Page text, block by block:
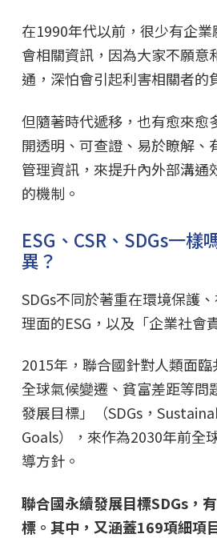
在1990年代以前，很少有企
會相關資訊，因為大家不願意
通，深怕會引起利害相關者的
但隨著時代遞移，也有愈來愈
開透明、可查證、易於瞭解、
管理資訊，來提升內外部溝通
的機制。
ESG、CSR、SDGs一樣
異？
SDGs不同於著重在環境保護
理面的ESG，以及「企業社會
2015年，聯合國針對人類面
全球氣候變遷、貧富差距等問
發展目標」（SDGs，
Goals），來作為2030年前全
導方針。
聯合國永續發展目標SDGs，
標。其中，又涵蓋169項細項